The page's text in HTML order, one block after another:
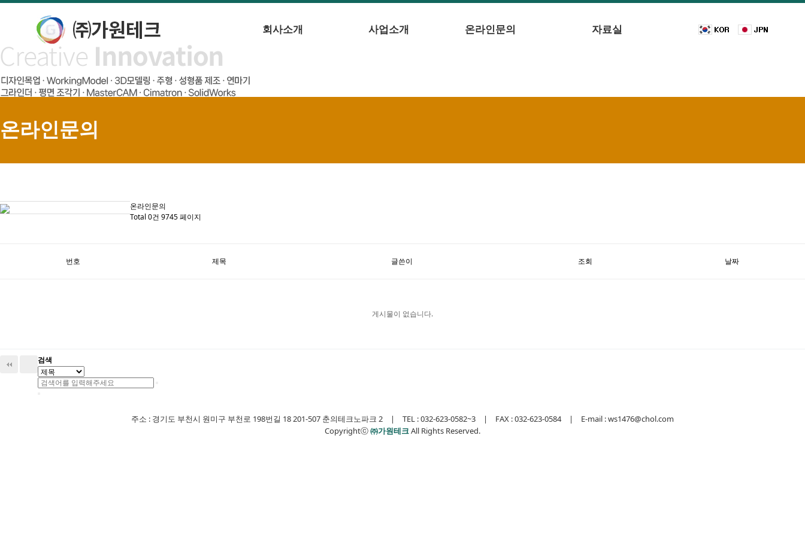
회사소개 사업소개 온라인문의 자료실
온라인문의
온라인문의
Total 0건 9745 페이지
번호 제목 글쓴이 조회 날짜
게시물이 없습니다.
검색
주소 : 경기도 부천시 원미구 부천로 198번길 18 201-507 춘의테크노파크 2 | TEL : 032-623-0582~3 | FAX : 032-623-0584 | E-mail : ws1476@chol.com
Copyrightⓒ㈜가원테크 All Rights Reserved.